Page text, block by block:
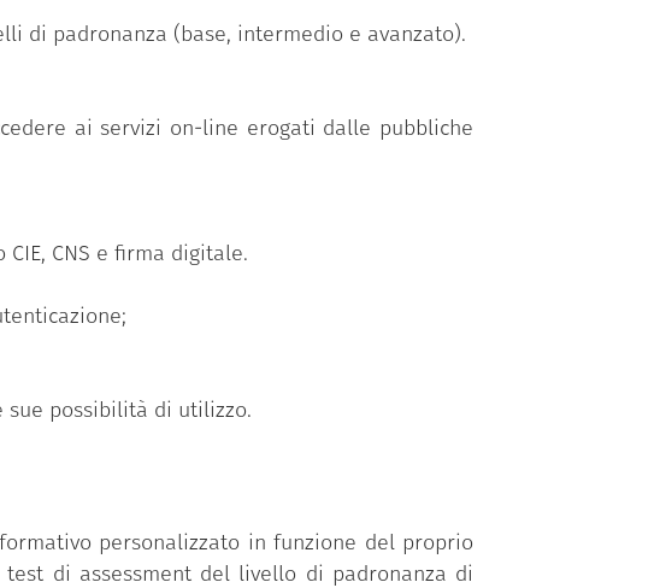
di padronanza (base, intermedio e avanzato).
ai servizi on-line erogati dalle pubbliche
CNS e firma digitale.
sue possibilità di utilizzo.
personalizzato in funzione del proprio
di assessment del livello di padronanza di